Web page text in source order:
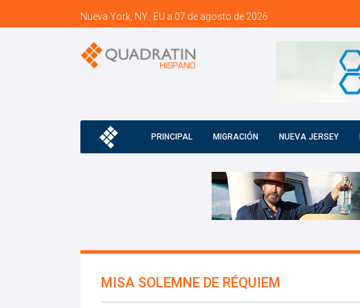
Nueva York, NY., EU a 07 de agosto de 2026
PRINCIPAL MIGRACIÓN NUEVA JERSEY
MISA SOLEMNE DE RÉQUIEM